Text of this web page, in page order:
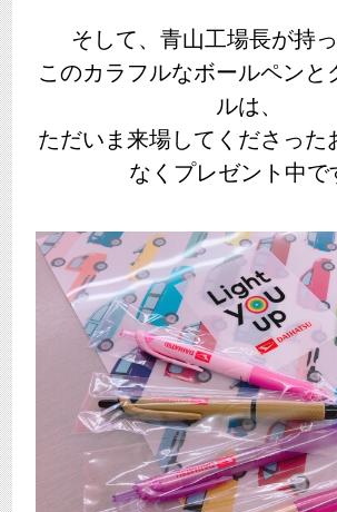
そして、青山工場長が持っ
このカラフルなボールペンと
ルは、
ただいま来場してくださった
なくプレゼント中で